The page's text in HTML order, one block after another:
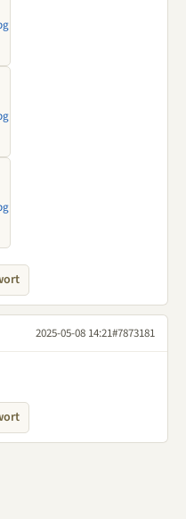
2025-05-08 14:21#7873181